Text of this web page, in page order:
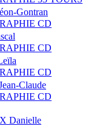
Gontran
CD
CD
CD
Claude
CD
Danielle